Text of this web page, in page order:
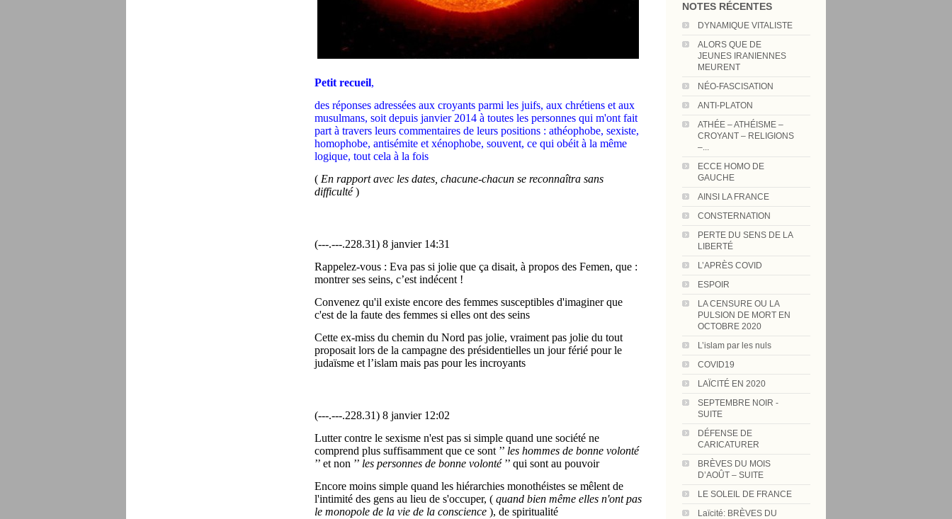
NOTES RÉCENTES
DYNAMIQUE VITALISTE
ALORS QUE DE
JEUNES IRANIENNES
MEURENT
NÉO-FASCISATION
ANTI-PLATON
ATHÉE – ATHÉISME –
CROYANT – RELIGIONS
–...
ECCE HOMO DE
GAUCHE
AINSI LA FRANCE
CONSTERNATION
PERTE DU SENS DE LA
LIBERTÉ
L’APRÈS COVID
ESPOIR
LA CENSURE OU LA
PULSION DE MORT EN
OCTOBRE 2020
L’islam par les nuls
COVID19
LAÏCITÉ EN 2020
SEPTEMBRE NOIR -
SUITE
DÉFENSE DE
CARICATURER
BRÈVES DU MOIS
D’AOÛT – SUITE
LE SOLEIL DE FRANCE
Laïcité: BRÈVES DU
Petit recueil,
des réponses adressées aux croyants parmi les juifs, aux chrétiens et aux
musulmans, soit depuis janvier 2014 à toutes les personnes qui m'ont fait
part à travers leurs commentaires de leurs positions : athéophobe, sexiste,
homophobe, antisémite et xénophobe, souvent, ce qui obéit à la même
logique, tout cela à la fois
( En rapport avec les dates, chacune-chacun se reconnaîtra sans
difficulté)
(---.---.228.31) 8 janvier 14:31
Rappelez-vous : Eva pas si jolie que ça disait, à propos des Femen, que :
montrer ses seins, c’est indécent !
Convenez qu'il existe encore des femmes susceptibles d'imaginer que
c'est de la faute des femmes si elles ont des seins
Cette ex-miss du chemin du Nord pas jolie, vraiment pas jolie du tout
proposait lors de la campagne des présidentielles un jour férié pour le
judaïsme et l’islam mais pas pour les incroyants
(---.---.228.31) 8 janvier 12:02
Lutter contre le sexisme n'est pas si simple quand une société ne
comprend plus suffisamment que ce sont ’’ les hommes de bonne volonté
’’ et non ’’ les personnes de bonne volonté’’ qui sont au pouvoir
Encore moins simple quand les hiérarchies monothéistes se mêlent de
l'intimité des gens au lieu de s'occuper, ( quand bien même elles n'ont pas
le monopole de la vie de la conscience ), de spiritualité